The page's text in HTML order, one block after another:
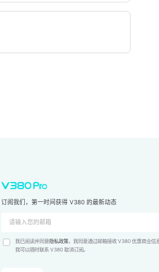
订阅我们，第一时间获得 V380 的最新动态
我已阅读并同意隐私政策，我同意通过邮箱接收 V380 优惠商业信
我可以随时联系 V380 取消订阅。